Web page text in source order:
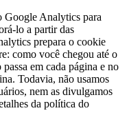
Google Analytics para
lo a partir das
prepara o cookie
como você chegou até o
em cada página e no
Todavia, não usamos
nem as divulgamos
da política do